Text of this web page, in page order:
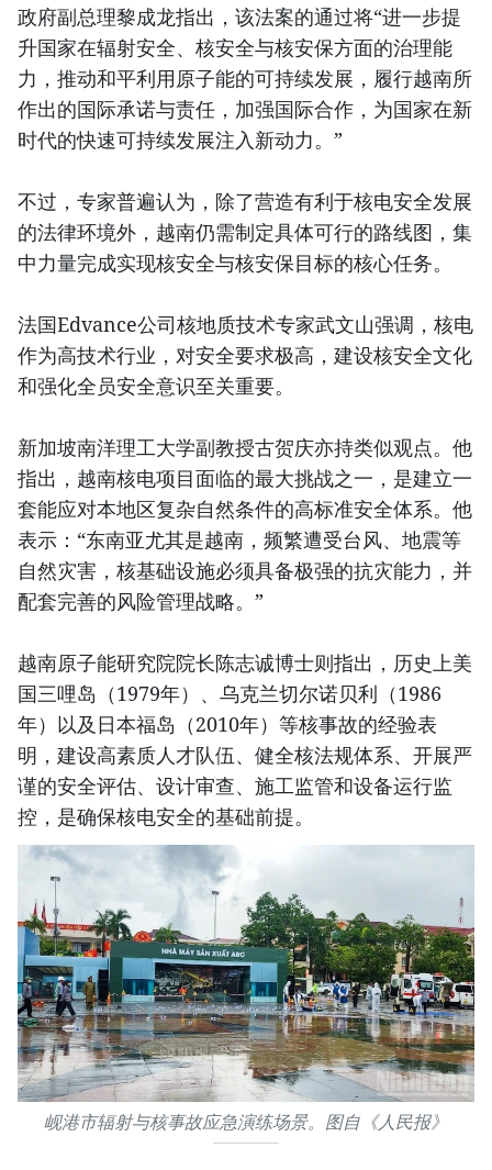
政府副总理黎成龙指出，该法案的通过将“进一步提
升国家在辐射安全、核安全与核安保方面的治理能
力，推动和平利用原子能的可持续发展，履行越南所
作出的国际承诺与责任，加强国际合作，为国家在新
时代的快速可持续发展注入新动力。”
不过，专家普遍认为，除了营造有利于核电安全发展
的法律环境外，越南仍需制定具体可行的路线图，集
中力量完成实现核安全与核安保目标的核心任务。
法国Edvance公司核地质技术专家武文山强调，核电
作为高技术行业，对安全要求极高，建设核安全文化
和强化全员安全意识至关重要。
新加坡南洋理工大学副教授古贺庆亦持类似观点。他
指出，越南核电项目面临的最大挑战之一，是建立一
套能应对本地区复杂自然条件的高标准安全体系。他
表示：“东南亚尤其是越南，频繁遭受台风、地震等
自然灾害，核基础设施必须具备极强的抗灾能力，并
配套完善的风险管理战略。”
越南原子能研究院院长陈志诚博士则指出，历史上美
国三哩岛（1979年）、乌克兰切尔诺贝利（1986
年）以及日本福岛（2010年）等核事故的经验表
明，建设高素质人才队伍、健全核法规体系、开展严
谨的安全评估、设计审查、施工监管和设备运行监
控，是确保核电安全的基础前提。
岘港市辐射与核事故应急演练场景。图自《人民报》